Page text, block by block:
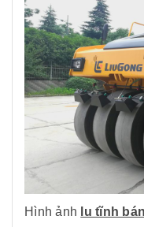
Hình ảnh lu tĩnh